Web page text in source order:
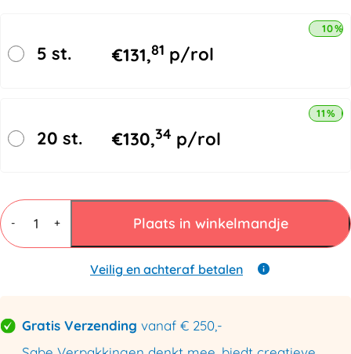
5 st. €131,81 p/rol
10%
20 st. €130,34 p/rol
11%
-
Kraftpapier
Recycled
1000mmx544mtr
90gr/m²
+ Plaats in winkelmandje
Veilig en achteraf betalen
Gratis Verzending vanaf € 250,-